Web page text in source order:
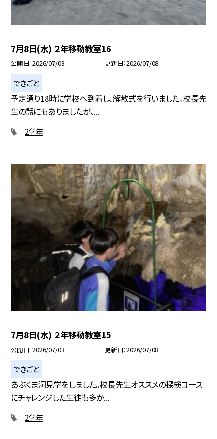
7月8日(水) ２年移動教室16
公開日 2026/07/08 更新日 2026/07/08
できごと
予定通り18時に学校へ到着し、解散式を行いました。校長先
生の話にもありましたが、...
2学年
7月8日(水) ２年移動教室15
公開日 2026/07/08 更新日 2026/07/08
できごと
あぶくま洞見学をしました。校長先生オススメの探検コース
にチャレンジした生徒も多か...
2学年